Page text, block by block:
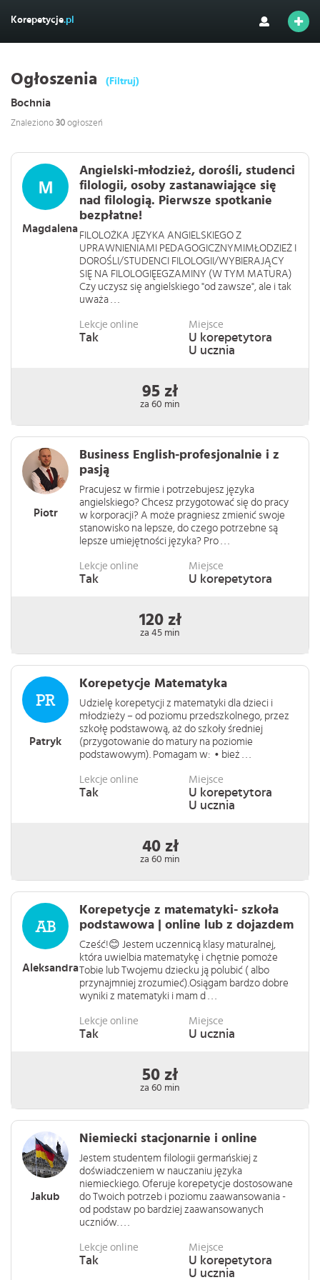
Korepetycje.pl
Ogłoszenia (Filtruj)
Bochnia
Znaleziono 30 ogłoszeń
Magdalena
Angielski-młodzież, dorośli, studenci
filologii, osoby zastanawiające się
nad filologią. Pierwsze spotkanie
bezpłatne!
FILOLOŻKA JĘZYKA ANGIELSKIEGO Z
UPRAWNIENIAMI PEDAGOGICZNYMIMŁODZIEŻ I
DOROŚLI/STUDENCI FILOLOGII/WYBIERAJĄCY
SIĘ NA FILOLOGIĘEGZAMINY (W TYM MATURA)
Czy uczysz się angielskiego "od zawsze", ale i tak
uważa . . .
Lekcje online
Tak
Miejsce
U korepetytora
U ucznia
95 zł
za 60 min
Piotr
Business English-profesjonalnie i z
pasją
Pracujesz w firmie i potrzebujesz języka
angielskiego? Chcesz przygotować się do pracy
w korporacji? A może pragniesz zmienić swoje
stanowisko na lepsze, do czego potrzebne są
lepsze umiejętności języka? Pro . . .
Lekcje online
Tak
Miejsce
U korepetytora
120 zł
za 45 min
Patryk
Korepetycje Matematyka
Udzielę korepetycji z matematyki dla dzieci i
młodzieży – od poziomu przedszkolnego, przez
szkołę podstawową, aż do szkoły średniej
(przygotowanie do matury na poziomie
podstawowym). Pomagam w: • bież . . .
Lekcje online
Tak
Miejsce
U korepetytora
U ucznia
40 zł
za 60 min
Aleksandra
Korepetycje z matematyki- szkoła
podstawowa | online lub z dojazdem
Cześć!😊 Jestem uczennicą klasy maturalnej,
która uwielbia matematykę i chętnie pomoże
Tobie lub Twojemu dziecku ją polubić ( albo
przynajmniej zrozumieć).Osiągam bardzo dobre
wyniki z matematyki i mam d . . .
Lekcje online
Tak
Miejsce
U ucznia
50 zł
za 60 min
Jakub
Niemiecki stacjonarnie i online
Jestem studentem filologii germańskiej z
doświadczeniem w nauczaniu języka
niemieckiego. Oferuje korepetycje dostosowane
do Twoich potrzeb i poziomu zaawansowania -
od podstaw po bardziej zaawansowanych
uczniów. . . .
Lekcje online
Tak
Miejsce
U korepetytora
U ucznia